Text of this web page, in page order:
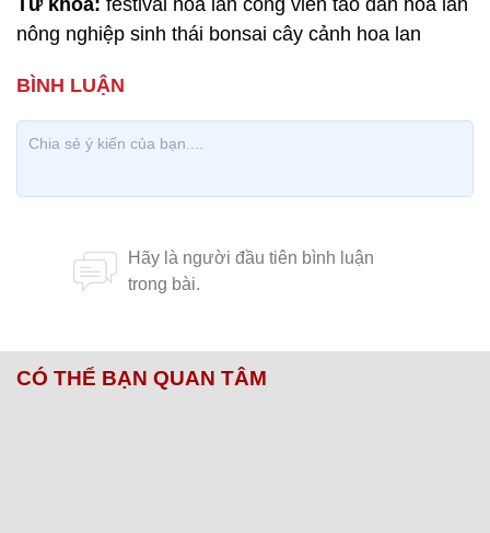
Từ khóa: festival hoa lan công viên tao đàn hoa lan
nông nghiệp sinh thái bonsai cây cảnh hoa lan
CÓ THỂ BẠN QUAN TÂM